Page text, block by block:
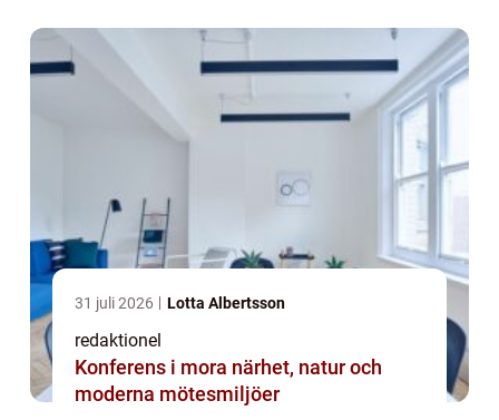
fa...
31 juli 2026 Lotta Albertsson
redaktionel
Konferens i mora närhet, natur och
moderna mötesmiljöer